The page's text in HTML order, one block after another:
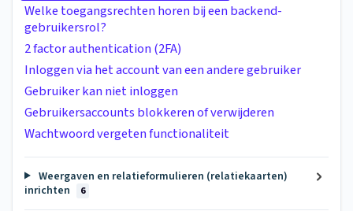
Welke toegangsrechten horen bij een backend-
gebruikersrol?
2 factor authentication (2FA)
Inloggen via het account van een andere gebruiker
Gebruiker kan niet inloggen
Gebruikersaccounts blokkeren of verwijderen
Wachtwoord vergeten functionaliteit
Weergaven en relatieformulieren (relatiekaarten)
inrichten
6